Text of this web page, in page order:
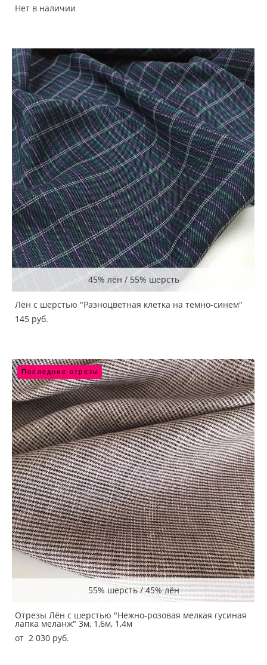
Нет в наличии
45% лён / 55% шерсть
Лён с шерстью "Разноцветная клетка на темно-синем"
145 pуб.
Последние отрезы
55% шерсть / 45% лён
Отрезы Лён с шерстью "Нежно-розовая мелкая гусиная
лапка меланж" 3м, 1,6м, 1,4м
от 2 030 pуб.